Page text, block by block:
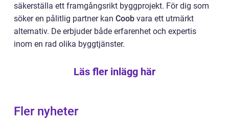
säkerställa ett framgångsrikt byggprojekt. För dig som
söker en pålitlig partner kan Coob vara ett utmärkt
alternativ. De erbjuder både erfarenhet och expertis
inom en rad olika byggtjänster.
Läs fler inlägg här
Fler nyheter